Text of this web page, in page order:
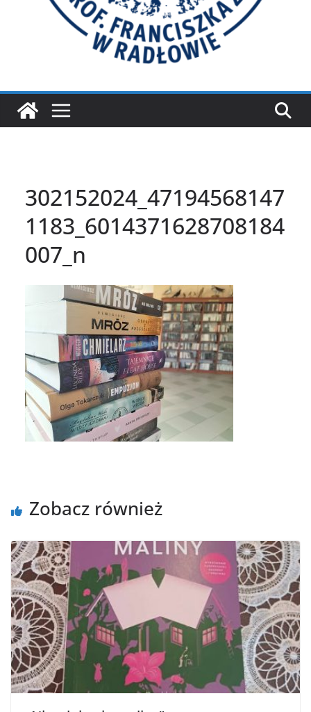
302152024_47194568147
1183_6014371628708184
007_n
Zobacz również